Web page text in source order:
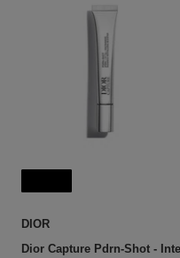
DIOR
Dior Capture Pdrn-Shot -